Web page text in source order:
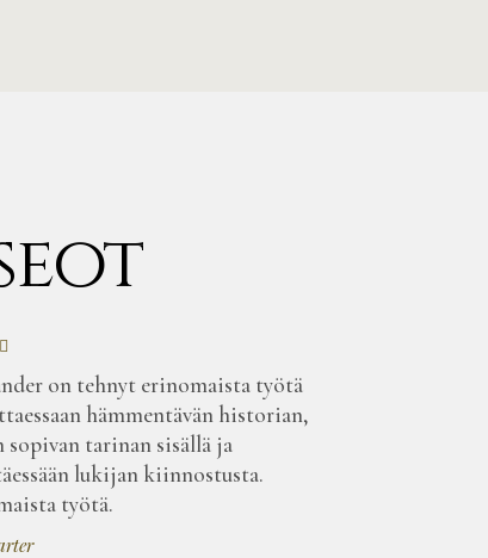
on tehnyt erinomaista työtä
hämmentävän historian,
sopivan tarinan sisällä ja
lukijan kiinnostusta.
työtä.